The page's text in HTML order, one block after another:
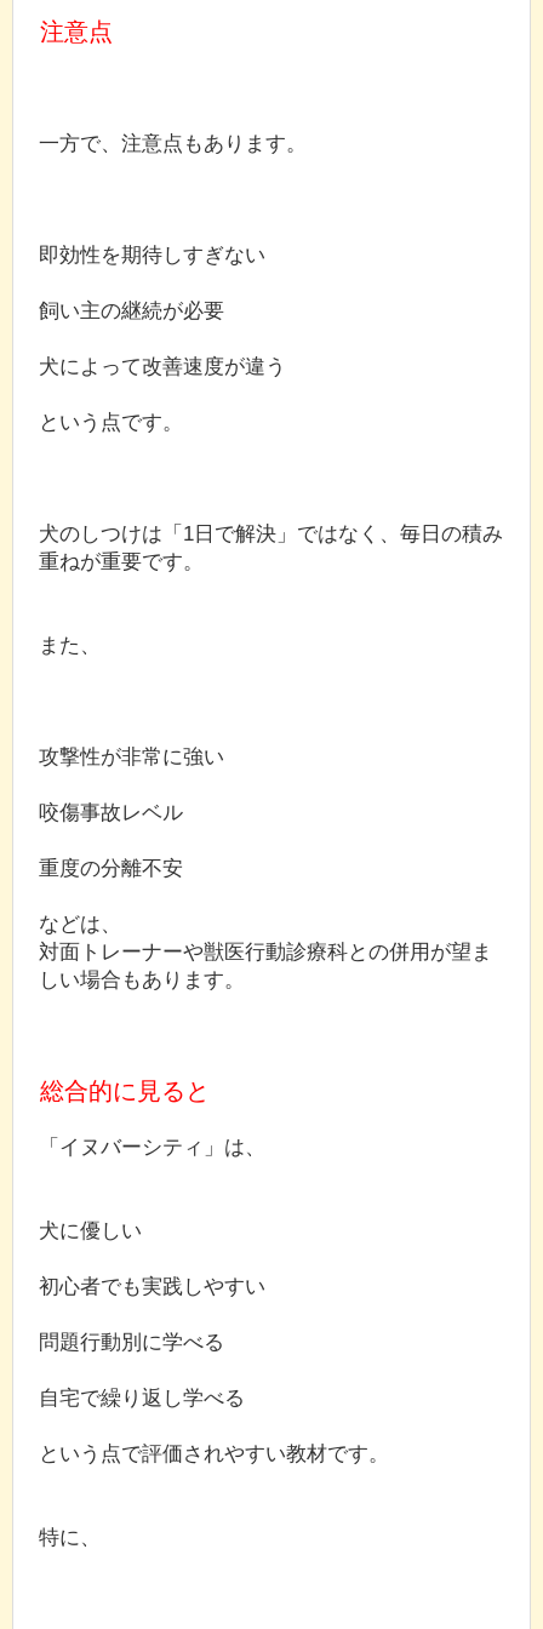
注意点
一方で、注意点もあります。
即効性を期待しすぎない
飼い主の継続が必要
犬によって改善速度が違う
という点です。
犬のしつけは「1日で解決」ではなく、毎日の積み
重ねが重要です。
また、
攻撃性が非常に強い
咬傷事故レベル
重度の分離不安
などは、
対面トレーナーや獣医行動診療科との併用が望ま
しい場合もあります。
総合的に見ると
「イヌバーシティ」は、
犬に優しい
初心者でも実践しやすい
問題行動別に学べる
自宅で繰り返し学べる
という点で評価されやすい教材です。
特に、